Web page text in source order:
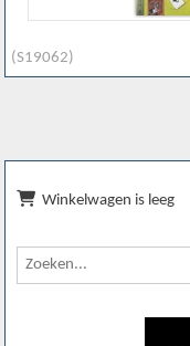
(S19062)
Winkelwagen is leeg